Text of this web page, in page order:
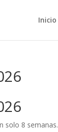
Inicio
solo 8 semanas.